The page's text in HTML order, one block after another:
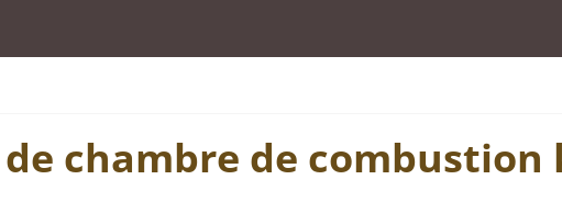
chambre de combustion